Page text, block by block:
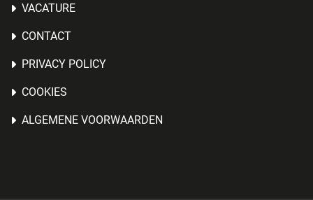
VACATURE
CONTACT
PRIVACY POLICY
COOKIES
ALGEMENE VOORWAARDEN